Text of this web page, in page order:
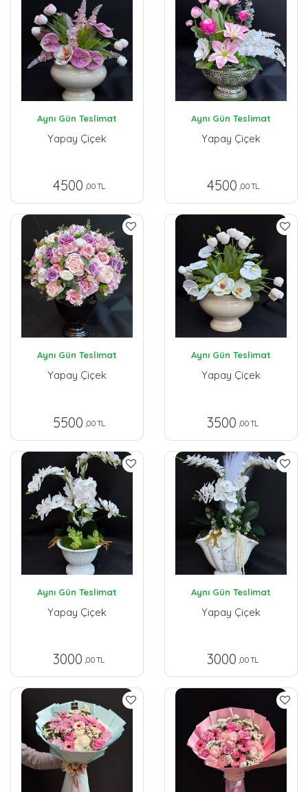
Aynı Gün Teslimat
Yapay Çiçek
4500 ,00 TL
Aynı Gün Teslimat
Yapay Çiçek
4500 ,00 TL
Aynı Gün Teslimat
Yapay Çiçek
5500 ,00 TL
Aynı Gün Teslimat
Yapay Çiçek
3500 ,00 TL
Aynı Gün Teslimat
Yapay Çiçek
3000 ,00 TL
Aynı Gün Teslimat
Yapay Çiçek
3000 ,00 TL